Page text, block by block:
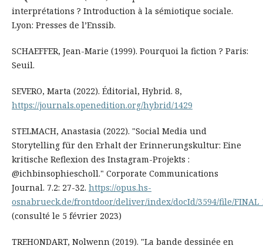
interprétations ? Introduction à la sémiotique sociale.
Lyon: Presses de l’Enssib.
SCHAEFFER, Jean-Marie (1999). Pourquoi la fiction ? Paris:
Seuil.
SEVERO, Marta (2022). Éditorial, Hybrid. 8,
https://journals.openedition.org/hybrid/1429
STELMACH, Anastasia (2022). "Social Media und
Storytelling für den Erhalt der Erinnerungskultur: Eine
kritische Reflexion des Instagram-Projekts :
@ichbinsophiescholl." Corporate Communications
Journal. 7.2: 27-32. https://opus.hs-
osnabrueck.de/frontdoor/deliver/index/docId/3594/file/
(consulté le 5 février 2023)
TREHONDART, Nolwenn (2019). "La bande dessinée en